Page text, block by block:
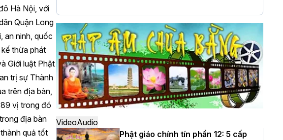
Hà Nội, với
Quận Long
an ninh, quốc
thừa phát
Giới luật Phật
trị sự Thành
trên địa bàn,
vị trong đó
địa bàn
quả tốt
Hà Nội: Long trọng lễ khởi công xây
dựng Trung tâm văn hóa Phật giáo Thủ
đô
Hà Nội: Ngày tu học cuối cùng khép lại
khóa sinh hoạt Phật pháp mùa hè lần
thứ XIV tại chùa Bằng
VideoAudio
Phật giáo chính tín phần 12: 5 cấp